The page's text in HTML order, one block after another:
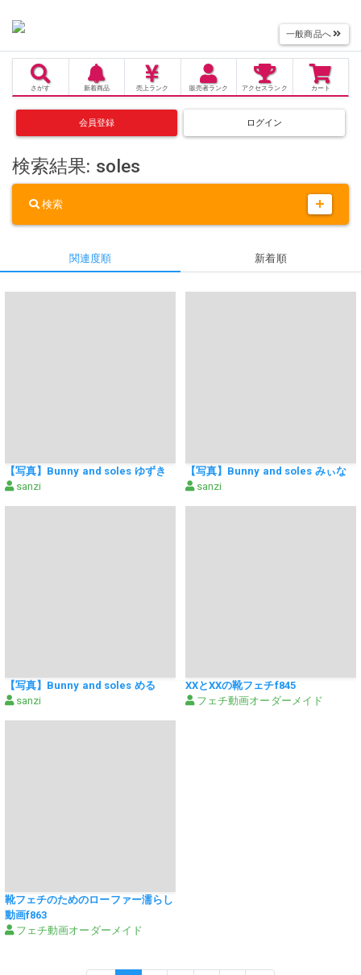
一般商品へ
さがす 新着商品 売上 ランク 販売者ランク アクセス ランク カート
会員登録 ログイン
検索結果: soles
検索
関連度順 新着順
【写真】Bunny and soles ゆずき
sanzi
【写真】Bunny and soles みぃな
sanzi
【写真】Bunny and soles める
sanzi
XXとXXの靴フェチf845
フェチ動画オーダーメイド
靴フェチのためのローファー濡らし
動画f863
フェチ動画オーダーメイド